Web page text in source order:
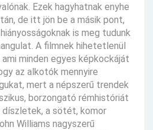
Ezek hagyhatnak enyhe
de itt jön be a másik pont,
is meg tudunk
A filmnek hihetetlenül
minden egyes képkockáját
az alkotók mennyire
mert a népszerű trendek
borzongató rémhistóriát
a sötét, komor
Williams nagyszerű